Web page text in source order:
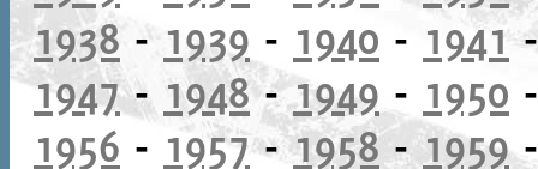
1938- 1939 - 1940 - 1941
1947- 1948-1949 - 1950
1956 - 1957-1958- 1959